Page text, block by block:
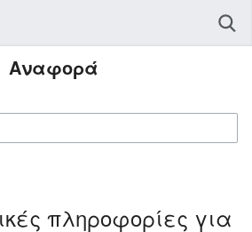
Αναφορά
πληροφορίες για